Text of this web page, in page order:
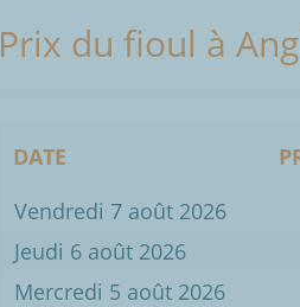
Prix du fioul à
DATE
Vendredi 7 août 2026
Jeudi 6 août 2026
Mercredi 5 août 2026